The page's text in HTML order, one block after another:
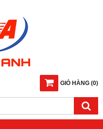
GIỎ HÀNG (0)